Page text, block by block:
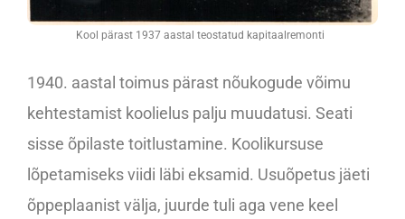
Kool pärast 1937 aastal teostatud kapitaalremonti
1940. aastal toimus pärast nõukogude võimu
kehtestamist koolielus palju muudatusi. Seati
sisse õpilaste toitlustamine. Koolikursuse
lõpetamiseks viidi läbi eksamid. Usuõpetus jäeti
õppeplaanist välja, juurde tuli aga vene keel